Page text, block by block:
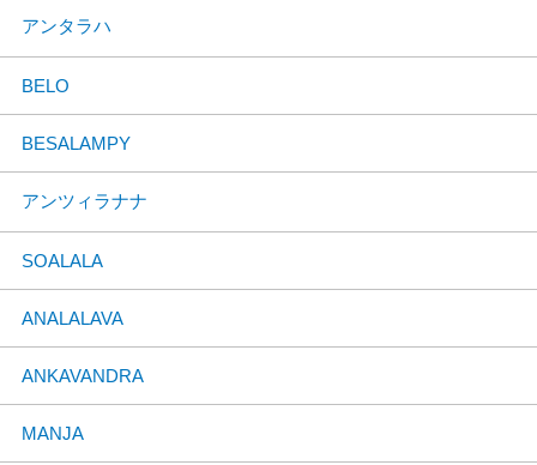
アンタラハ
BELO
BESALAMPY
アンツィラナナ
SOALALA
ANALALAVA
ANKAVANDRA
MANJA